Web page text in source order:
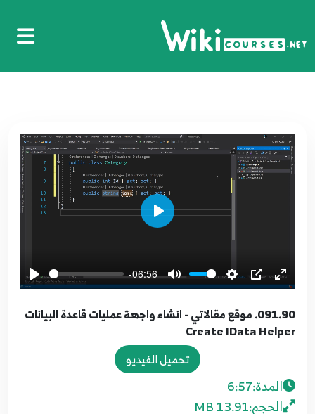
-06:56
Play
091.90. موقع مقالاتي - انشاء واجهة عمليات قاعدة البيانات
Create IData Helper
تحميل الفيديو
المدة:6:57
الحجم:13.91 MB
80
080.79. موقع مقالاتي تضمين صفحة الناشرون
والمقالة
6:39
082.81. موقع مقالاتي - Add Database and Users
83
الموقع Registration Process
12:50
84
084.83. موقع مقالاتي Implement Login Partial
5:40
85
085.84. موقع مقالاتي تحسين التصميم للغة العربية
Enhance UI Design for Arabic